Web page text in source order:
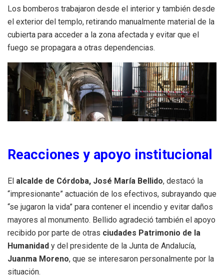
Los bomberos trabajaron desde el interior y también desde
el exterior del templo, retirando manualmente material de la
cubierta para acceder a la zona afectada y evitar que el
fuego se propagara a otras dependencias.
Reacciones y apoyo institucional
El alcalde de Córdoba, José María Bellido, destacó la
“impresionante” actuación de los efectivos, subrayando que
“se jugaron la vida” para contener el incendio y evitar daños
mayores al monumento. Bellido agradeció también el apoyo
recibido por parte de otras ciudades Patrimonio de la
Humanidad y del presidente de la Junta de Andalucía,
Juanma Moreno, que se interesaron personalmente por la
situación.